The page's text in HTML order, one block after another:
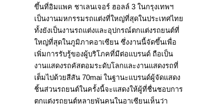
ขึ้นที่อิมแพค ชาเลนเจอร์ ฮอลล์ 3 ในกรุงเทพฯ
เป็นงานมหกรรมรถแต่งที่ใหญ่ที่สุดในประเทศไทย
ทั้งยังเป็นงานรถแต่งและอุปกรณ์ตกแต่งรถยนต์ที่
ใหญ่ที่สุดในภูมิภาคอาเซียน ซึ่งงานนี้จัดขึ้นเพื่อ
เพิ่มการรับรู้ของผู้บริโภคที่มีต่อแบรนด์ ถือเป็น
งานแสดงรถคัสตอมระดับโลกและงานแสดงรถที่
เต็มไปด้วยสีสัน 70mai ในฐานะแบรนด์ผู้จัดแสดง
ชิ้นส่วนรถยนต์ในครั้งนี้จะแสดงให้ผู้ที่ชื่นชอบการ
ตกแต่งรถยนต์หลายพันคนในอาเซียนเห็นว่า